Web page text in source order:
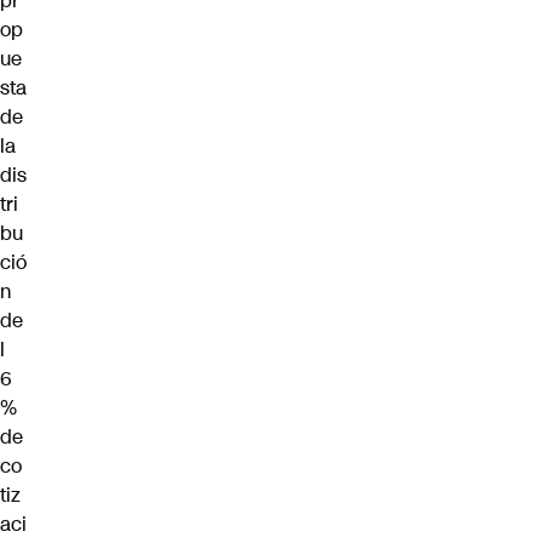
op
ue
sta
de
la
dis
tri
bu
ció
n
de
l
6
%
de
co
tiz
aci